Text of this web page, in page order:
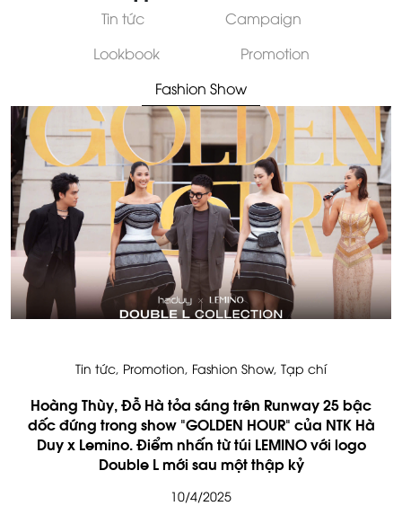
Tin tức
Campaign
Lookbook
Promotion
Fashion Show
Show,Tạp chí
trên Runway 25 bậc
HOUR" của NTK Hà
từ túi LEMINO với logo
một thập kỷ
Tin tức
LEMINO DUSK CHIC